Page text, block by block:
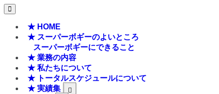
★ HOME
★ スーパーボギーのよいところ
スーパーボギーにできること
★ 業務の内容
★ 私たちについて
★ トータルスケジュールについて
★ 実績集